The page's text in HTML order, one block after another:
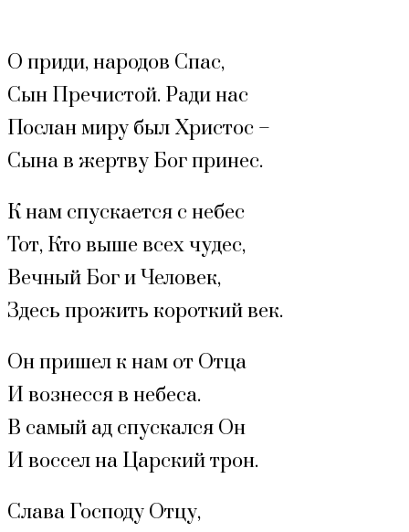
О приди, народов Спас,
Сын Пречистой. Ради нас
Послан миру был Христос –
Сына в жертву Бог принес.
К нам спускается с небес
Тот, Кто выше всех чудес,
Вечный Бог и Человек,
Здесь прожить короткий век.
Он пришел к нам от Отца
И вознесся в небеса.
В самый ад спускался Он
И воссел на Царский трон.
Слава Господу Отцу,